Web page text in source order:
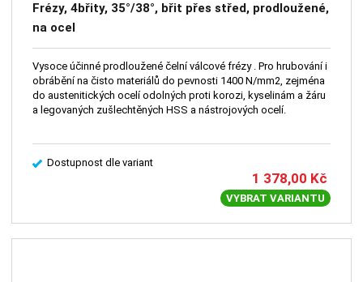
Frézy, 4břity, 35°/38°, břit přes střed, prodloužené,
na ocel
Vysoce účinné prodloužené čelní válcové frézy . Pro hrubování i
obrábění na čisto materiálů do pevnosti 1400 N/mm2, zejména
do austenitických ocelí odolných proti korozi, kyselinám a žáru
a legovaných zušlechtěných HSS a nástrojových ocelí.
Dostupnost dle variant
1 378,00 Kč
VYBRAT VARIANTU